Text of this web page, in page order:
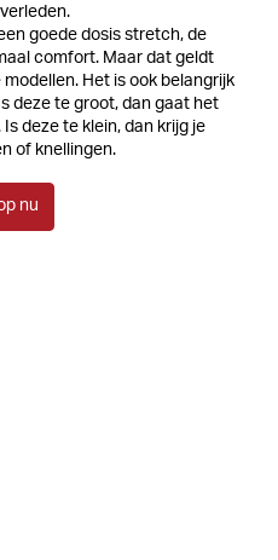
goede dosis stretch, de
comfort. Maar dat geldt
Het is ook belangrijk
deze te groot, dan gaat het
deze te klein, dan krijg je
of knellingen.
nu